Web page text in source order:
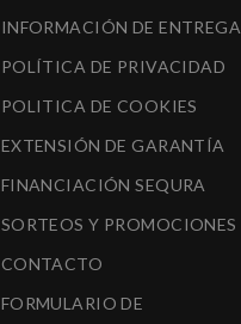
INFORMACIÓN DE ENTREGA
POLÍTICA DE PRIVACIDAD
POLITICA DE COOKIES
EXTENSIÓN DE GARANTÍA
FINANCIACIÓN SEQURA
SORTEOS Y PROMOCIONES
CONTACTO
FORMULARIO DE